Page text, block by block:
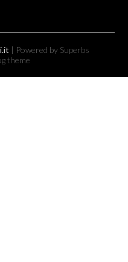
| Powered by Superbs
theme